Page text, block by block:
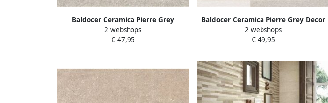
Baldocer Ceramica Pierre Grey
wandtegel 30x60cm 10mm
gerectificeerd Natuursteen look mat
2 webshops
€ 47,95
Baldocer Ceramica Pierre Grey Decor
wandtegel 30x60cm 10mm Rechthoek
gerectificeerd Natuursteen look mat
2 webshops
€ 49,95